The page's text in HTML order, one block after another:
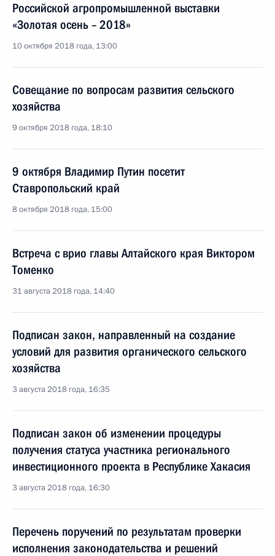
Российской агропромышленной выставки
«Золотая осень – 2018»
10 октября 2018 года, 13:00
Совещание по вопросам развития сельского
хозяйства
9 октября 2018 года, 18:10
9 октября Владимир Путин посетит
Ставропольский край
8 октября 2018 года, 15:00
Встреча с врио главы Алтайского края Виктором
Томенко
31 августа 2018 года, 14:40
Подписан закон, направленный на создание
условий для развития органического сельского
хозяйства
3 августа 2018 года, 16:35
Подписан закон об изменении процедуры
получения статуса участника регионального
инвестиционного проекта в Республике Хакасия
3 августа 2018 года, 16:30
Перечень поручений по результатам проверки
исполнения законодательства и решений